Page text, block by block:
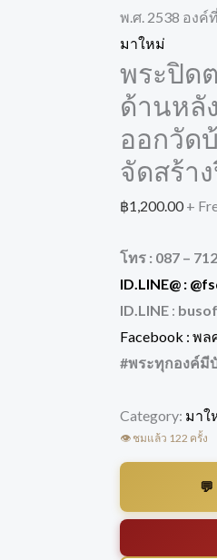
พ.ศ. 2538 องค์
มาใหม่
พระปิด
ด้านหลั
ออกวัด
จัดสร้า
฿1,200.00 +
โทร : 087 –
ID.LINE@ :
ID.LINE :
Facebook : พล
#พระทุกองค์มี
Category: มาใ
👁️ ชมแล้ว 122 ครั้ง